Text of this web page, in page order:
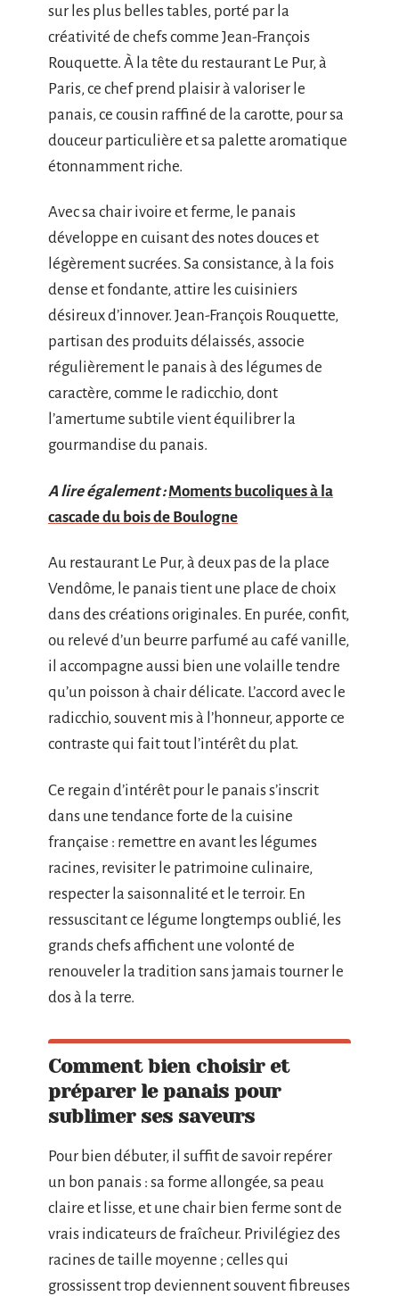
sur les plus belles tables, porté par la
créativité de chefs comme Jean-François
Rouquette. À la tête du restaurant Le Pur, à
Paris, ce chef prend plaisir à valoriser le
panais, ce cousin raffiné de la carotte, pour sa
douceur particulière et sa palette aromatique
étonnamment riche.
Avec sa chair ivoire et ferme, le panais
développe en cuisant des notes douces et
légèrement sucrées. Sa consistance, à la fois
dense et fondante, attire les cuisiniers
désireux d’innover. Jean-François Rouquette,
partisan des produits délaissés, associe
régulièrement le panais à des légumes de
caractère, comme le radicchio, dont
l’amertume subtile vient équilibrer la
gourmandise du panais.
A lire également : Moments bucoliques à la
cascade du bois de Boulogne
Au restaurant Le Pur, à deux pas de la place
Vendôme, le panais tient une place de choix
dans des créations originales. En purée, confit,
ou relevé d’un beurre parfumé au café vanille,
il accompagne aussi bien une volaille tendre
qu’un poisson à chair délicate. L’accord avec le
radicchio, souvent mis à l’honneur, apporte ce
contraste qui fait tout l’intérêt du plat.
Ce regain d’intérêt pour le panais s’inscrit
dans une tendance forte de la cuisine
française : remettre en avant les légumes
racines, revisiter le patrimoine culinaire,
respecter la saisonnalité et le terroir. En
ressuscitant ce légume longtemps oublié, les
grands chefs affichent une volonté de
renouveler la tradition sans jamais tourner le
dos à la terre.
Comment bien choisir et
préparer le panais pour
sublimer ses saveurs
Pour bien débuter, il suffit de savoir repérer
un bon panais : sa forme allongée, sa peau
claire et lisse, et une chair bien ferme sont de
vrais indicateurs de fraîcheur. Privilégiez des
racines de taille moyenne ; celles qui
grossissent trop deviennent souvent fibreuses